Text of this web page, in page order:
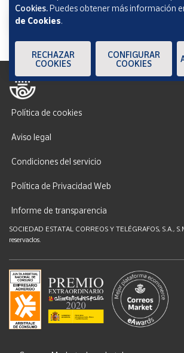
Política de cookies
Aviso legal
Condiciones del servicio
Política de Privacidad Web
Informe de transparencia
SOCIEDAD ESTATAL CORREOS Y TELÉGRAFOS, S.A.,
reservados.
Cookies.Puedes obtener más información
de Cookies.
RECHAZAR
COOKIES
CONFIGURAR
COOKIES